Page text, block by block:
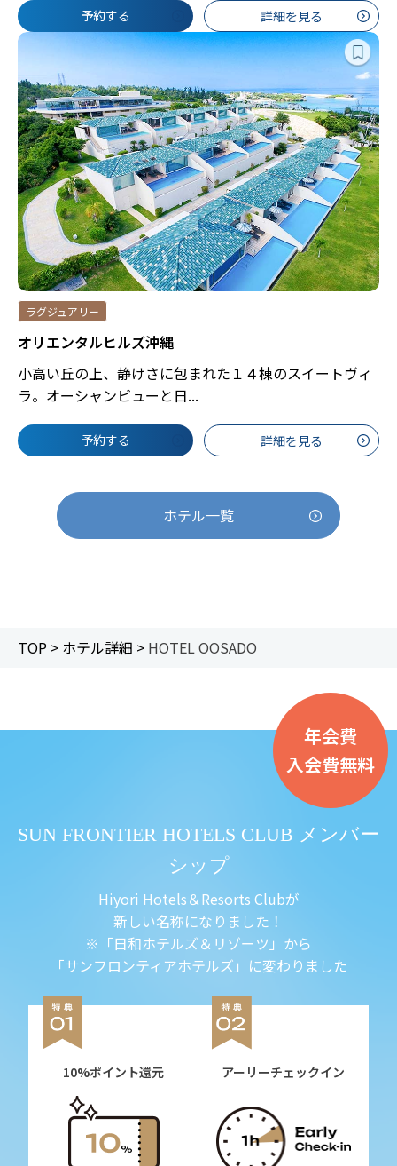
予約する 詳細を見る
ラグジュアリー
オリエンタルヒルズ沖縄
小高い丘の上、静けさに包まれた１４棟のスイートヴィ
ラ。オーシャンビューと日...
予約する 詳細を見る
ホテル一覧
TOP > ホテル詳細 > HOTEL OOSADO
年会費
入会費無料
SUN FRONTIER HOTELS CLUB メンバー
シップ
Hiyori Hotels＆Resorts Clubが
新しい名称になりました！
※「日和ホテルズ＆リゾーツ」から
「サンフロンティアホテルズ」に変わりました
10%ポイント還元 アーリーチェックイン